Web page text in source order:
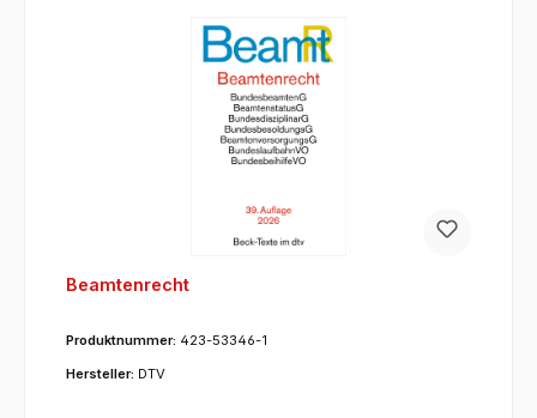
Beamtenrecht
Produktnummer: 423-53346-1
Hersteller: DTV